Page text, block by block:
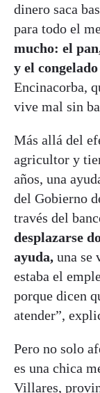
dinero saca
para todo el
mucho: el
y el
Encinacorba,
vive mal sin
Más allá del
agricultor y
años, una
del Gobierno
través del
desplazarse
ayuda, una se
estaba el
porque dicen
atender”,
Pero no solo
es una chica
Villares,